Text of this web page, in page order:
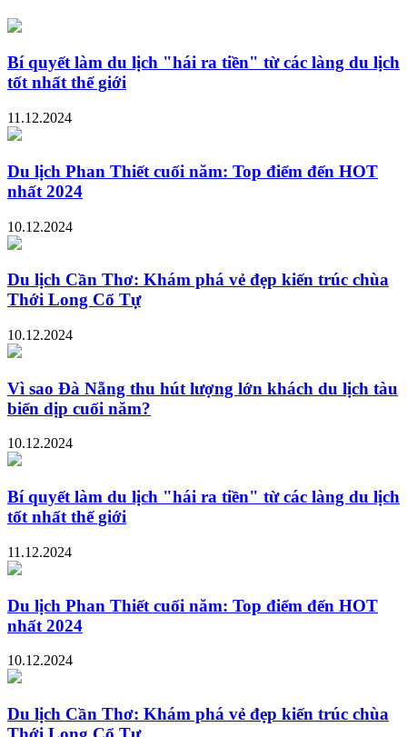
Bí quyết làm du lịch "hái ra tiền" từ các làng du lịch
tốt nhất thế giới
11.12.2024
Du lịch Phan Thiết cuối năm: Top điểm đến HOT
nhất 2024
10.12.2024
Du lịch Cần Thơ: Khám phá vẻ đẹp kiến trúc chùa
Thới Long Cổ Tự
10.12.2024
Vì sao Đà Nẵng thu hút lượng lớn khách du lịch tàu
biển dịp cuối năm?
10.12.2024
Bí quyết làm du lịch "hái ra tiền" từ các làng du lịch
tốt nhất thế giới
11.12.2024
Du lịch Phan Thiết cuối năm: Top điểm đến HOT
nhất 2024
10.12.2024
Du lịch Cần Thơ: Khám phá vẻ đẹp kiến trúc chùa